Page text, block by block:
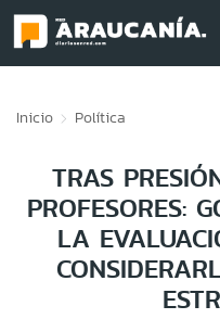
Inicio Política
TRAS
PROFESORES:
LA